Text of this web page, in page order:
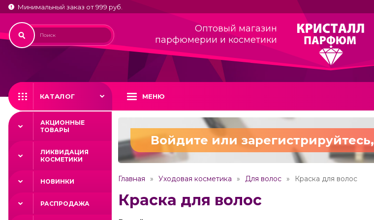
Минимальный заказ от 999 руб.
Оптовый магазин
парфюмерии и косметики
КАТАЛОГ МЕНЮ
АКЦИОННЫЕ
ТОВАРЫ
ЛИКВИДАЦИЯ
КОСМЕТИКИ
НОВИНКИ
РАСПРОДАЖА
Войдите или зарегистрируйтесь,
Главная Уходовая косметика Для волос Краска для волос
Краска для волос